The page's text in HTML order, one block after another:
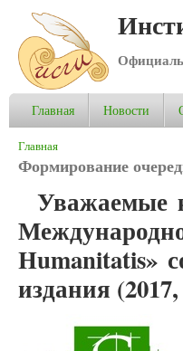
Главная Новости
Вы здесь
Главная
Формирование
Уважаемые
Humanitatis»
издания